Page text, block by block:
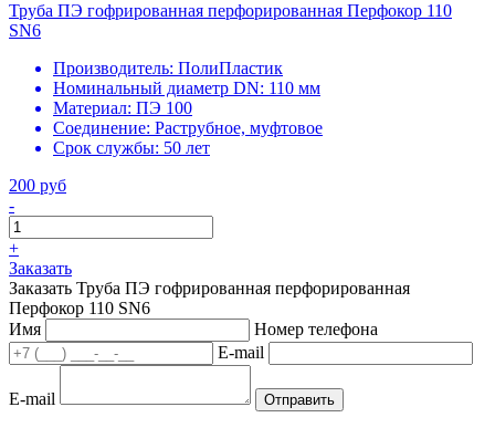
Труба ПЭ гофрированная перфорированная Перфокор 110
SN6
Производитель: ПолиПластик
Номинальный диаметр DN: 110 мм
Материал: ПЭ 100
Соединение: Раструбное, муфтовое
Срок службы: 50 лет
200 руб
-
+
Заказать
Заказать Труба ПЭ гофрированная перфорированная
Перфокор 110 SN6
Имя
Номер телефона
E-mail
E-mail Отправить